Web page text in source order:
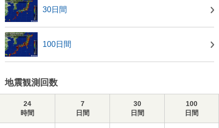
30日間
100日間
地震観測回数
24
時間
7
日間
30
日間
100
日間